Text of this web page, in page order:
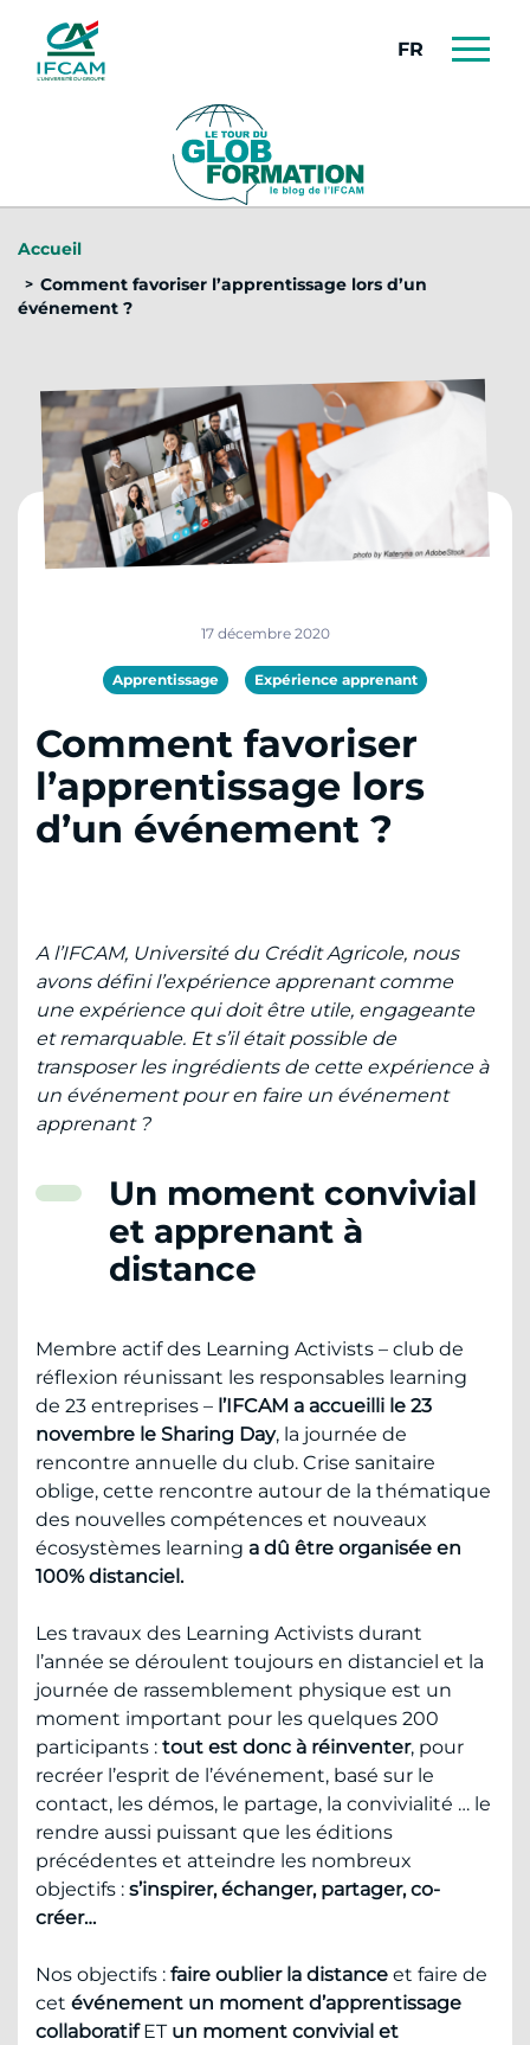
FRANÇAIS
Accueil
Comment favoriser l’apprentissage lors d’un
événement ?
17 décembre 2020
Apprentissage Expérience apprenant
Comment favoriser
l’apprentissage lors
d’un événement ?
A l’IFCAM, Université du Crédit Agricole, nous
avons défini l’expérience apprenant comme
une expérience qui doit être utile, engageante
et remarquable. Et s’il était possible de
transposer les ingrédients de cette expérience à
un événement pour en faire un événement
apprenant ?
Un moment convivial
et apprenant à
distance
Membre actif des Learning Activists – club de
réflexion réunissant les responsables learning
de 23 entreprises – l’IFCAM a accueilli le 23
novembre le Sharing Day, la journée de
rencontre annuelle du club. Crise sanitaire
oblige, cette rencontre autour de la thématique
des nouvelles compétences et nouveaux
écosystèmes learning a dû être organisée en
100% distanciel.
Les travaux des Learning Activists durant
l’année se déroulent toujours en distanciel et la
journée de rassemblement physique est un
moment important pour les quelques 200
participants : tout est donc à réinventer, pour
recréer l’esprit de l’événement, basé sur le
contact, les démos, le partage, la convivialité … le
rendre aussi puissant que les éditions
précédentes et atteindre les nombreux
objectifs : s’inspirer, échanger, partager, co-
créer…
Nos objectifs : faire oublier la distance et faire de
cet événement un moment d’apprentissage
collaboratifET un moment convivial et